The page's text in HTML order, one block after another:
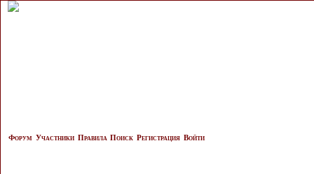
Форум Участники Правила Поиск Регистрация Войти